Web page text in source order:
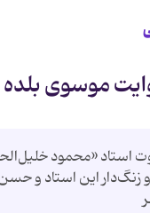
موسوی بلده
استاد «محمود
اين استاد و حسن